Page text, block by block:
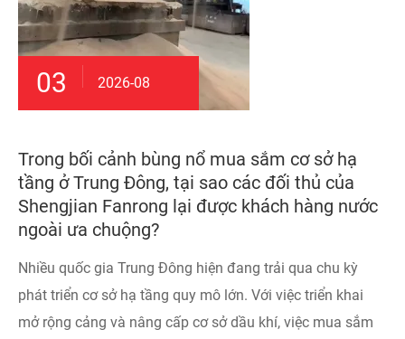
03 2026-08
Trong bối cảnh bùng nổ mua sắm cơ sở hạ
tầng ở Trung Đông, tại sao các đối thủ của
Shengjian Fanrong lại được khách hàng nước
ngoài ưa chuộng?
Nhiều quốc gia Trung Đông hiện đang trải qua chu kỳ
phát triển cơ sở hạ tầng quy mô lớn. Với việc triển khai
mở rộng cảng và nâng cấp cơ sở dầu khí, việc mua sắm